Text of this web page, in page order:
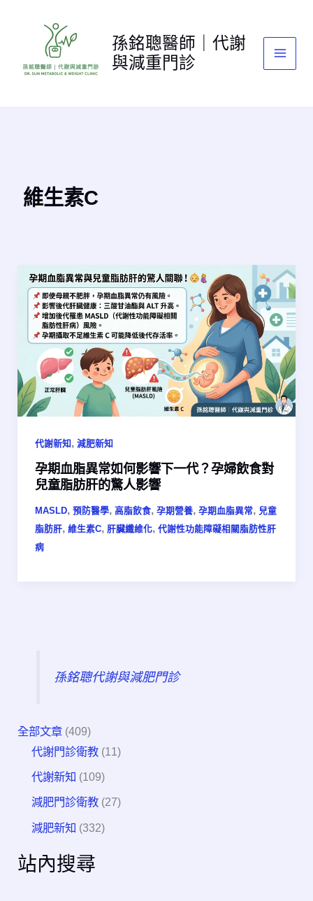
孫銘聰醫師｜代謝
與減重門診
維生素C
代謝新知, 減肥新知
孕期血脂異常如何影響下一代？孕婦飲食對
兒童脂肪肝的驚人影響
MASLD, 預防醫學, 高脂飲食, 孕期營養, 孕期血脂異常, 兒童
脂肪肝, 維生素C, 肝臟纖維化, 代謝性功能障礙相關脂肪性肝
病
孫銘聰代謝與減肥門診
全部文章 (409)
代謝門診衛教 (11)
代謝新知 (109)
減肥門診衛教 (27)
減肥新知 (332)
站內搜尋